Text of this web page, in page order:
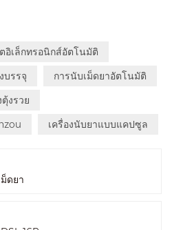
อิเล็กทรอนิกส์อัตโนมัติ
บรรจุ
การนับเม็ดยาอัตโนมัติ
งรวย
เครื่องนับยาแบบแคปซูล
ดยา